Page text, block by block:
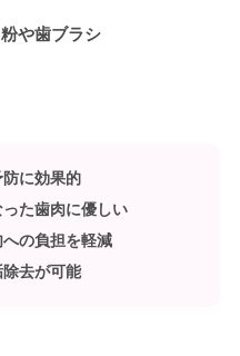
や歯ブラシ
に効果的
た歯肉に優しい
の負担を軽減
去が可能